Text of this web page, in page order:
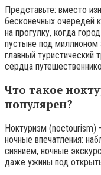
Представьте: вместо
бесконечных очередей
на прогулку, когда
пустыне под миллионом
главный туристический
сердца
Что такое
популярен?
Ноктуризм (noctourism)
ночные впечатления:
сиянием, ночные
даже ужины под